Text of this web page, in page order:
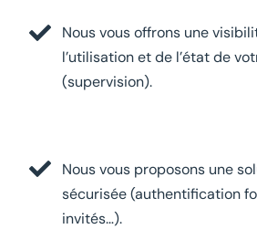
Nous vous offrons une
l’utilisationet de l’état de
(supervision).
Nousvous proposons une
sécurisée(authentification
invités…).